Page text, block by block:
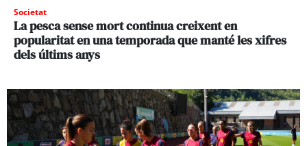
Societat
La pesca sense mort continua creixent en
popularitat en una temporada que manté les xifres
dels últims anys